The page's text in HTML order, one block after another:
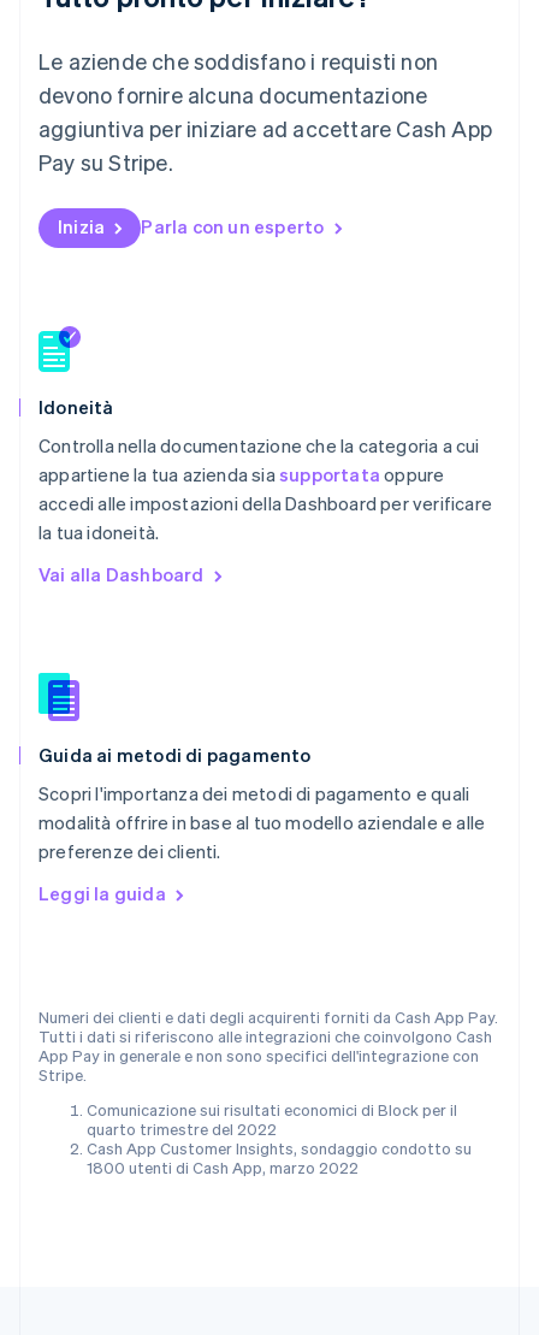
Le aziende che soddisfano i requisti non
devono fornire alcuna documentazione
aggiuntiva per iniziare ad accettare Cash App
Pay su Stripe.
Inizia Parla con un esperto
Idoneità
Controlla nella documentazione che la categoria a cui
appartiene la tua azienda sia supportata oppure
accedi alle impostazioni della Dashboard per verificare
la tua idoneità.
Vai alla Dashboard
Guida ai metodi di pagamento
Scopri l'importanza dei metodi di pagamento e quali
modalità offrire in base al tuo modello aziendale e alle
preferenze dei clienti.
Leggi la guida
Numeri dei clienti e dati degli acquirenti forniti da Cash App Pay.
Tutti i dati si riferiscono alle integrazioni che coinvolgono Cash
App Pay in generale e non sono specifici dell'integrazione con
Stripe.
Comunicazione sui risultati economici di Block per il
quarto trimestre del 2022
Cash App Customer Insights, sondaggio condotto su
1800 utenti di Cash App, marzo 2022
English
English
English
Italia
Italiano English
Lettonia
Liechtenstein
DeutschEnglish
Lussemburgo
Français
English
English
Messico
Español English
Norvegia
Nuova Zelanda
English
Portogallo
RAS di Hong Kong, Cina
English简体中文
Regno Unito
English
Repubblica Ceca
English
Slovacchia
English
Slovenia
English
Spagna
EspañolEnglish
Stati Uniti